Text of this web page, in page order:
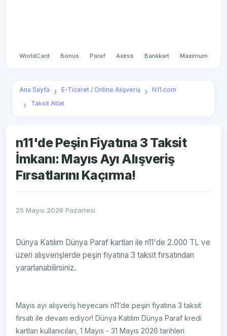
WorldCard Bonus Paraf Axess Bankkart Maximum
Ana Sayfa E-Ticaret / Online Alışveriş
N11.com
Taksit Atlat
n11'de Peşin Fiyatına 3 Taksit
İmkanı: Mayıs Ayı Alışveriş
Fırsatlarını Kaçırma!
25 Mayıs 2026 Pazartesi
Dünya Katılım Dünya Paraf kartları ile n11'de 2.000 TL ve
üzeri alışverişlerde peşin fiyatına 3 taksit fırsatından
yararlanabilirsiniz.
Mayıs ayı alışveriş heyecanı n11’de peşin fiyatına 3 taksit
fırsatı ile devam ediyor! Dünya Katılım Dünya Paraf kredi
kartları kullanıcıları, 1 Mayıs - 31 Mayıs 2026 tarihleri